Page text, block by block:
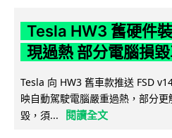
Tesla HW3 舊硬件
現過熱 部分電腦損
Tesla 向 HW3 舊車款推送 FSD
映自動駕駛電腦嚴重過熱，部分
毀，須...
閱讀全文